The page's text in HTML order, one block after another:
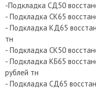
-Подкладка СД50
- Подкладка СК65
- Подкладка КД65
тн
- Подкладка СК50
- Подкладка КБ65
рублей тн
- Подкладка СД65